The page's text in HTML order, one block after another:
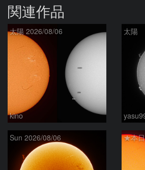
関連作品
太陽 2026/08/06
kino
太陽
Sun 2026/08/06 ★本